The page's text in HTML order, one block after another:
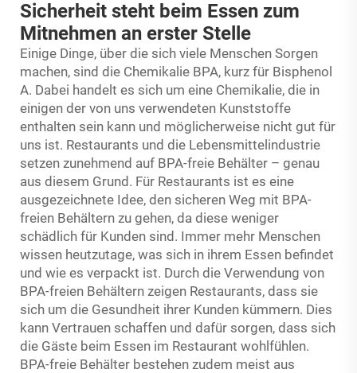
Sicherheit steht beim Essen zum
Mitnehmen an erster Stelle
Einige Dinge, über die sich viele Menschen Sorgen
machen, sind die Chemikalie BPA, kurz für Bisphenol
A. Dabei handelt es sich um eine Chemikalie, die in
einigen der von uns verwendeten Kunststoffe
enthalten sein kann und möglicherweise nicht gut für
uns ist. Restaurants und die Lebensmittelindustrie
setzen zunehmend auf BPA-freie Behälter – genau
aus diesem Grund. Für Restaurants ist es eine
ausgezeichnete Idee, den sicheren Weg mit BPA-
freien Behältern zu gehen, da diese weniger
schädlich für Kunden sind. Immer mehr Menschen
wissen heutzutage, was sich in ihrem Essen befindet
und wie es verpackt ist. Durch die Verwendung von
BPA-freien Behältern zeigen Restaurants, dass sie
sich um die Gesundheit ihrer Kunden kümmern. Dies
kann Vertrauen schaffen und dafür sorgen, dass sich
die Gäste beim Essen im Restaurant wohlfühlen.
BPA-freie Behälter bestehen zudem meist aus